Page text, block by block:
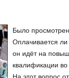
Было
Оплачивается
он идёт на
квалификации